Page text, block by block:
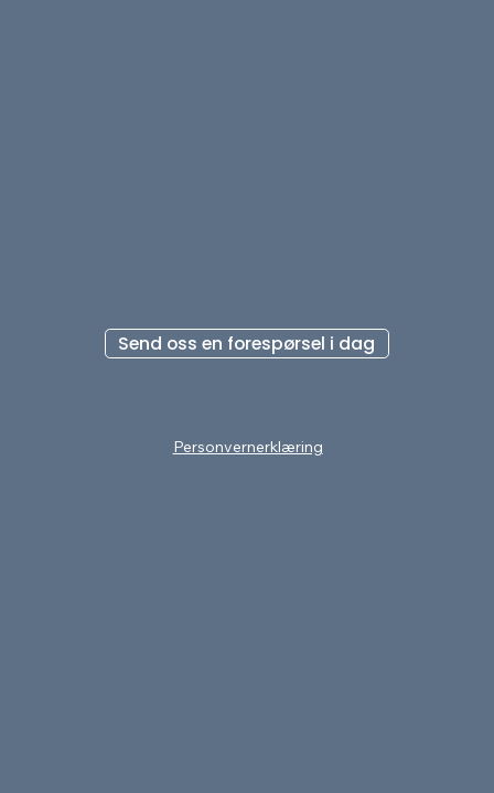
Send oss en forespørsel i dag
Personvernerklæring